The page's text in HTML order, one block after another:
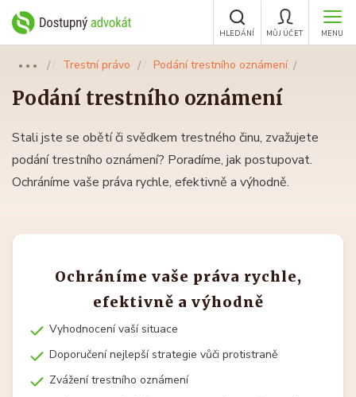
MENU
MŮJ ÚČET
HLEDÁNÍ
●●● Trestní právo Podání trestního oznámení
Podání trestního oznámení
Stali jste se obětí či svědkem trestného činu, zvažujete
podání trestního oznámení? Poradíme, jak postupovat.
Ochráníme vaše práva rychle, efektivně a výhodně.
Ochráníme vaše práva rychle,
efektivně a výhodně
Vyhodnocení vaší situace
Doporučení nejlepší strategie vůči protistraně
Zvážení trestního oznámení